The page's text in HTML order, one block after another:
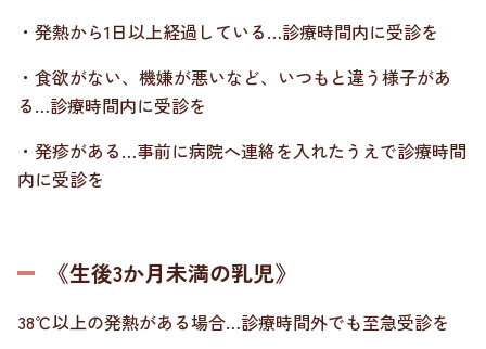
・発熱から1日以上経過している…診療時間内に受診を
・食欲がない、機嫌が悪いなど、いつもと違う様子があ
る…診療時間内に受診を
・発疹がある…事前に病院へ連絡を入れたうえで診療時間
内に受診を
《生後3か月未満の乳児》
38℃以上の発熱がある場合…診療時間外でも至急受診を